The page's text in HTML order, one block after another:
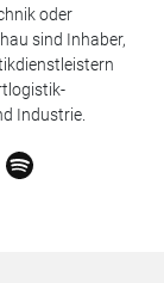
oder
sind Inhaber,
Industrie.